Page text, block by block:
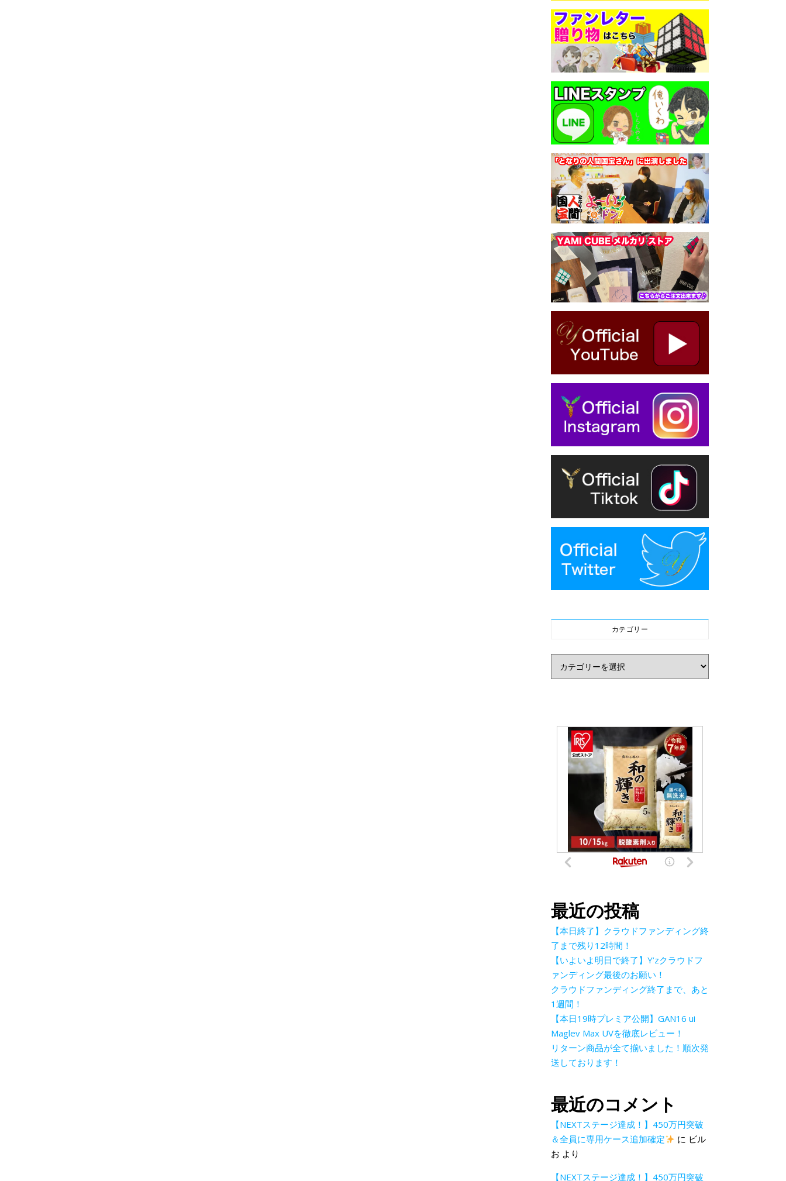
カテゴリー
カテゴリー
最近の投稿
【本日終了】クラウドファンディング終
了まで残り12時間！
【いよいよ明日で終了】Y’zクラウドフ
ァンディング最後のお願い！
クラウドファンディング終了まで、あと
1週間！
【本日19時プレミア公開】GAN16 ui
Maglev Max UVを徹底レビュー！
リターン商品が全て揃いました！順次発
送しております！
最近のコメント
【NEXTステージ達成！】450万円突破
＆全員に専用ケース追加確定
に ビル
お より
【NEXTステージ達成！】450万円突破